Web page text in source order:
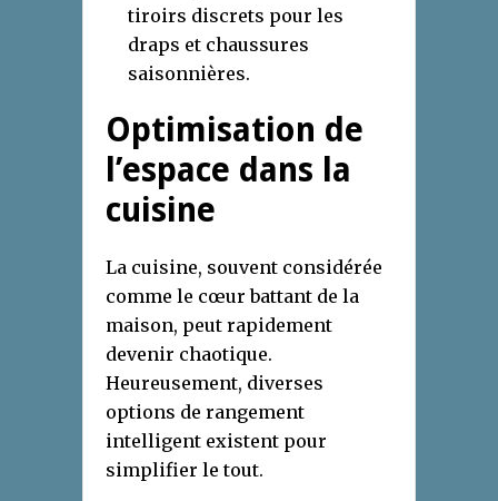
tiroirs discrets pour les
draps et chaussures
saisonnières.
Optimisation de
l’espace dans la
cuisine
La cuisine, souvent considérée
comme le cœur battant de la
maison, peut rapidement
devenir chaotique.
Heureusement, diverses
options de rangement
intelligent existent pour
simplifier le tout.